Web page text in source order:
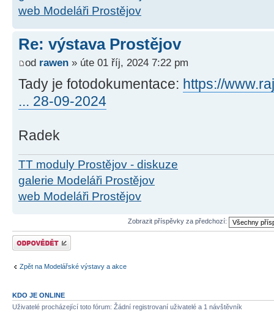
web Modeláři Prostějov
Re: výstava Prostějov
od rawen » úte 01 říj, 2024 7:22 pm
Tady je fotodokumentace: https://
... 28-09-2024
Radek
TT moduly Prostějov - diskuze
galerie Modeláři Prostějov
web Modeláři Prostějov
Zobrazit příspěvky za předchozí:
Odeslat odpověď
Zpět na Modelářské výstavy a akce
KDO JE ONLINE
Uživatelé procházející toto fórum: Žádní registrovaní uživatelé a 1 návštěvník